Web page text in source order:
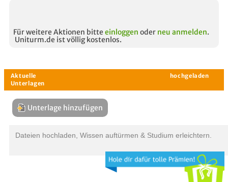
Für weitere Aktionen bitte einloggen oder neu anmelden.
Uniturm.de ist völlig kostenlos.
Unterlage hinzufügen
Dateien hochladen, Wissen auftürmen & Studium erleichtern.